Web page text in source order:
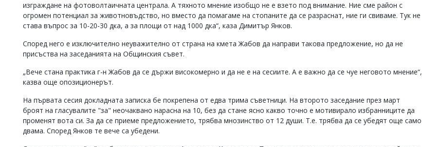
изграждане на фотоволтаичната централа. А тяхното мнение изобщо не е взето под внимание. Ние сме район с
огромен потенциал за животновъдство, но вместо да помагаме на стопаните да се разраснат, ние ги свиваме. Тук не
става въпрос за 10-20-30 дка, а за площи от над 1000 дка“, каза Димитър Янков.
Според него е изключително неуважително от страна на кмета Жабов да направи такова предложение, но да не
присъства на заседанията на Общинския съвет.
„Вече стана практика г-н Жабов да се държи високомерно и да не е на сесиите. А е важно да се чуе неговото мнение“,
казва още опозиционерът.
На първата сесия докладната записка бе покрепена от едва трима съветници. На второто заседание през март
броят на гласувалите "за" неочаквано нарасна на 10, без да стане ясно какво точно е мотивирало избранниците да
променят вота си. За да се приеме предложението, трябва мнозинство от 12 души. Т.е. трябва да се убедят още само
двама. Според Янков те вече са убедени.